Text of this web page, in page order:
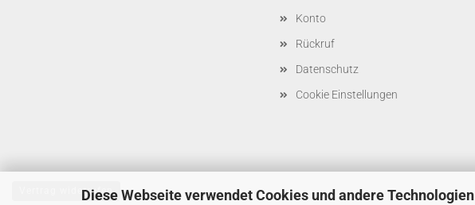
Diese Webseite verwendet Cookies und andere Technologien
Konto
Rückruf
Datenschutz
Cookie Einstellungen
Vertrag widerrufen